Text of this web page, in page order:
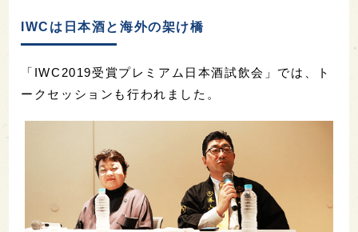
IWCは日本酒と海外の架け橋
「IWC2019受賞プレミアム日本酒試飲会」では、ト
ークセッションも行われました。